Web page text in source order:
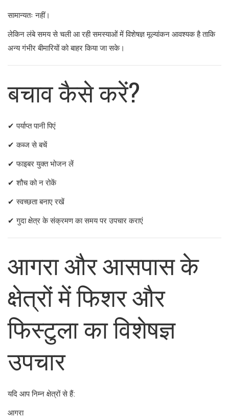
सामान्यतः नहीं।
लेकिन लंबे समय से चली आ रही समस्याओं में विशेषज्ञ मूल्यांकन आवश्यक है ताकि
अन्य गंभीर बीमारियों को बाहर किया जा सके।
बचाव कैसे करें?
✔ पर्याप्त पानी पिएं
✔ कब्ज से बचें
✔ फाइबर युक्त भोजन लें
✔ शौच को न रोकें
✔ स्वच्छता बनाए रखें
✔ गुदा क्षेत्र के संक्रमण का समय पर उपचार कराएं
आगरा और आसपास के
क्षेत्रों में फिशर और
फिस्टुला का विशेषज्ञ
उपचार
यदि आप निम्न क्षेत्रों से हैं:
आगरा